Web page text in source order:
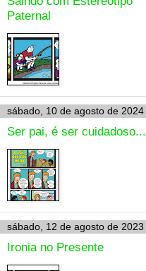
Paternal
sábado, 10 de agosto de 2024
Ser pai, é ser cuidadoso...
sábado, 12 de agosto de 2023
Ironia no Presente